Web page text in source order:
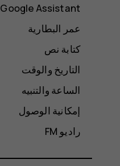
Google Assistant
عمر البطارية
كتابة نص
التاريخ والوقت
الساعة والتنبيه
إمكانية الوصول
راديو FM